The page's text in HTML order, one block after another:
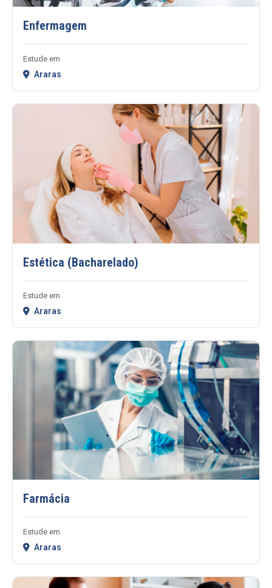
Enfermagem
Estude em
Araras
Estética (Bacharelado)
Estude em
Araras
Farmácia
Estude em
Araras